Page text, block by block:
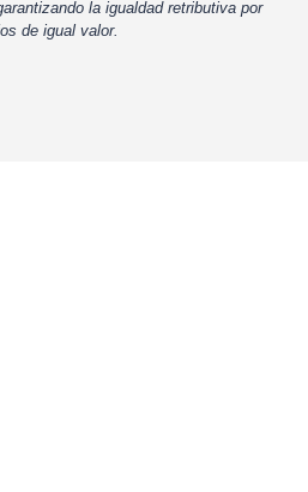
la igualdad retributiva por
de igual valor.